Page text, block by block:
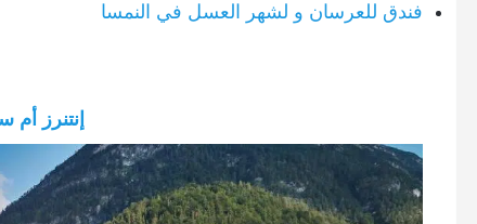
فندق للعرسان و لشهر العسل في النمسا
إنتنرز